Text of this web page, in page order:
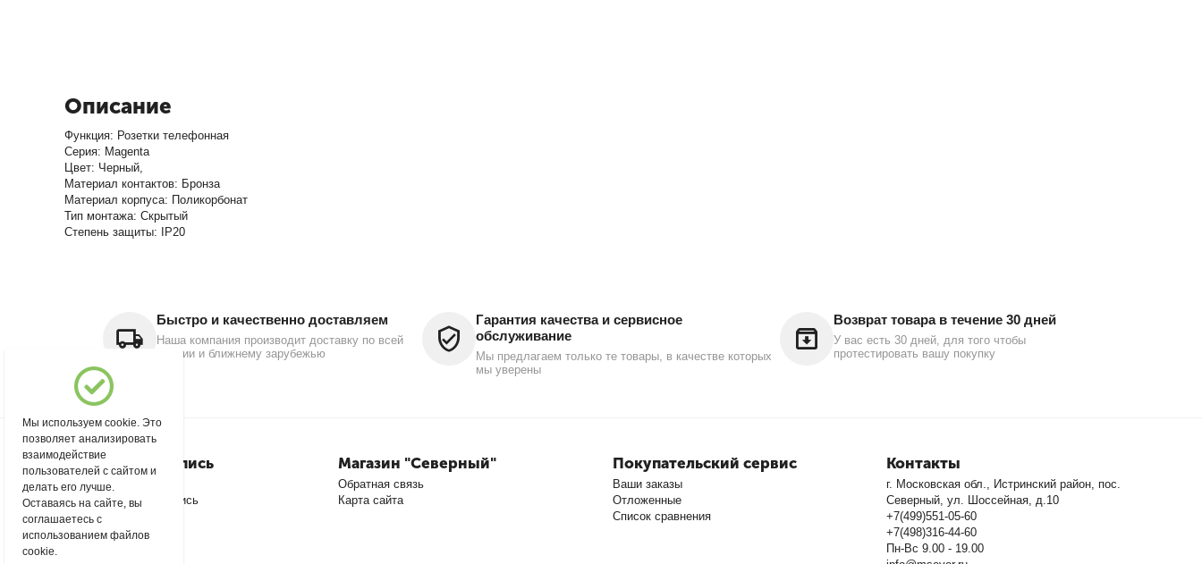
Описание
Функция: Розетки телефонная
Серия: Magenta
Цвет: Черный,
Материал контактов: Бронза
Материал корпуса: Поликорбонат
Тип монтажа: Скрытый
Степень защиты: IP20
Быстро и качественно доставляем
Наша компания производит доставку по всей
России и ближнему зарубежью
Гарантия качества и сервисное
обслуживание
Мы предлагаем только те товары, в качестве которых
мы уверены
Возврат товара в течение 30 дней
У вас есть 30 дней, для того чтобы
протестировать вашу покупку
Моя учетная запись
Войти
Создать учетную запись
Магазин "Северный"
Обратная связь
Карта сайта
Покупательский сервис
Ваши заказы
Отложенные
Список сравнения
Контакты
г. Московская обл., Истринский район, пос.
Северный, ул. Шоссейная, д.10
+7(499)551-05-60
+7(498)316-44-60
Пн-Вс 9.00 - 19.00
Мы используем cookie. Это
позволяет анализировать
взаимодействие
пользователей с сайтом и
делать его лучше.
Оставаясь на сайте, вы
соглашаетесь с
использованием файлов
cookie.